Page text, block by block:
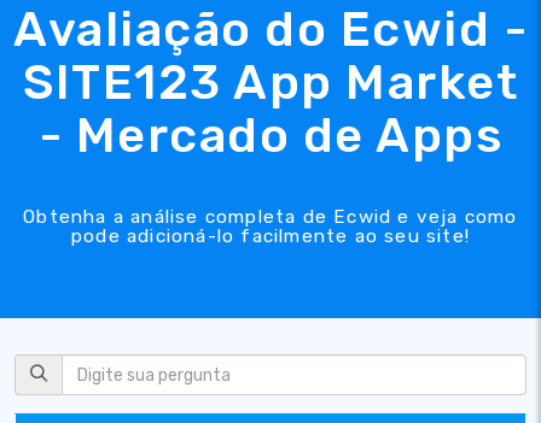
Avaliação do Ecwid -
SITE123 App Market
- Mercado de Apps
Obtenha a análise completa de Ecwid e veja como
pode adicioná-lo facilmente ao seu site!